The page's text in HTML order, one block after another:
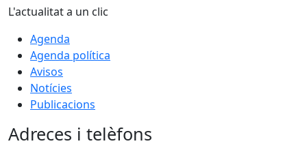
L'actualitat a un clic
Agenda
Agenda política
Avisos
Notícies
Publicacions
Adreces i telèfons